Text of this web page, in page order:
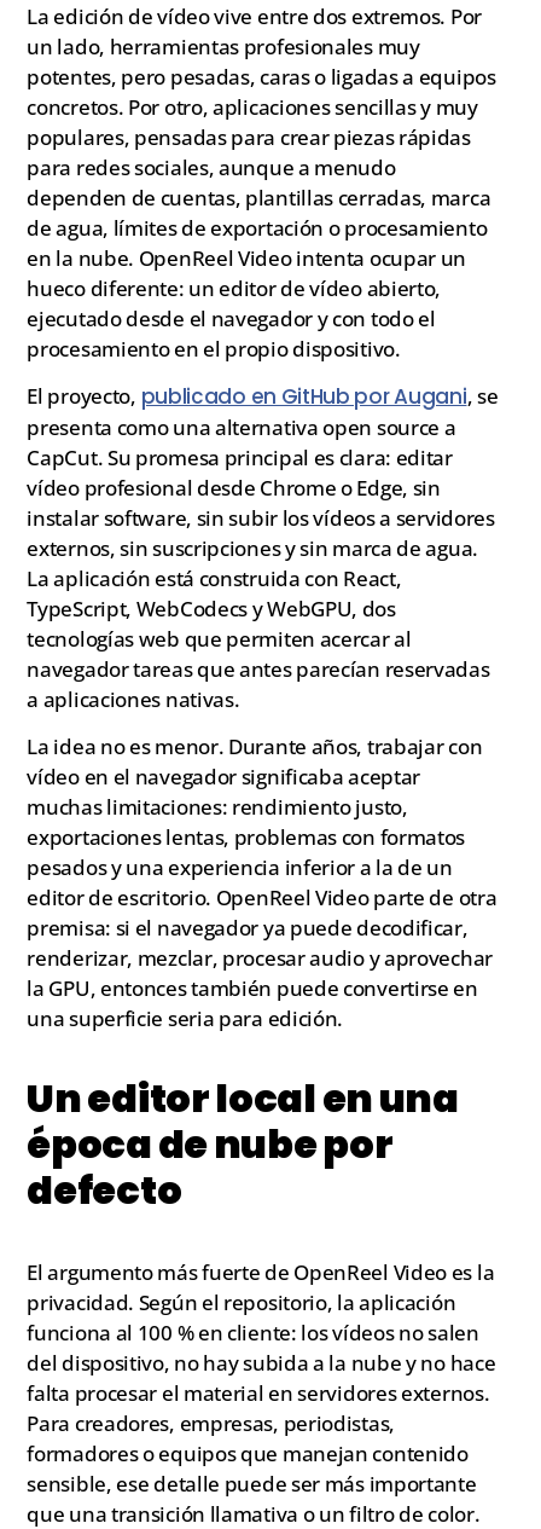
La edición de vídeo vive entre dos extremos. Por
un lado, herramientas profesionales muy
potentes, pero pesadas, caras o ligadas a equipos
concretos. Por otro, aplicaciones sencillas y muy
populares, pensadas para crear piezas rápidas
para redes sociales, aunque a menudo
dependen de cuentas, plantillas cerradas, marca
de agua, límites de exportación o procesamiento
en la nube. OpenReel Video intenta ocupar un
hueco diferente: un editor de vídeo abierto,
ejecutado desde el navegador y con todo el
procesamiento en el propio dispositivo.
El proyecto, publicado en GitHub por Augani, se
presenta como una alternativa open source a
CapCut. Su promesa principal es clara: editar
vídeo profesional desde Chrome o Edge, sin
instalar software, sin subir los vídeos a servidores
externos, sin suscripciones y sin marca de agua.
La aplicación está construida con React,
TypeScript, WebCodecs y WebGPU, dos
tecnologías web que permiten acercar al
navegador tareas que antes parecían reservadas
a aplicaciones nativas.
La idea no es menor. Durante años, trabajar con
vídeo en el navegador significaba aceptar
muchas limitaciones: rendimiento justo,
exportaciones lentas, problemas con formatos
pesados y una experiencia inferior a la de un
editor de escritorio. OpenReel Video parte de otra
premisa: si el navegador ya puede decodificar,
renderizar, mezclar, procesar audio y aprovechar
la GPU, entonces también puede convertirse en
una superficie seria para edición.
Un editor local en una
época de nube por
defecto
El argumento más fuerte de OpenReel Video es la
privacidad. Según el repositorio, la aplicación
funciona al 100 % en cliente: los vídeos no salen
del dispositivo, no hay subida a la nube y no hace
falta procesar el material en servidores externos.
Para creadores, empresas, periodistas,
formadores o equipos que manejan contenido
sensible, ese detalle puede ser más importante
que una transición llamativa o un filtro de color.